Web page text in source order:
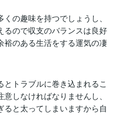
の趣味を持つでしょうし、
るので収支のバランスは良好
裕のある生活をする運気の凄
トラブルに巻き込まれるこ
しなければなりませんし、
と太ってしまいますから自